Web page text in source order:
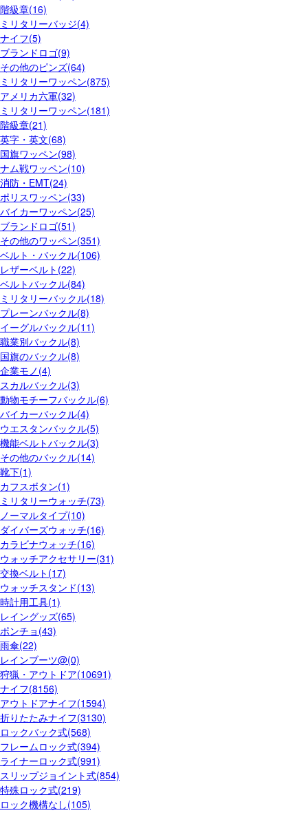
階級章(16)
ミリタリーバッジ(4)
ナイフ(5)
ブランドロゴ(9)
その他のピンズ(64)
ミリタリーワッペン(875)
アメリカ六軍(32)
ミリタリーワッペン(181)
階級章(21)
英字・英文(68)
国旗ワッペン(98)
ナム戦ワッペン(10)
消防・EMT(24)
ポリスワッペン(33)
バイカーワッペン(25)
ブランドロゴ(51)
その他のワッペン(351)
ベルト・バックル(106)
レザーベルト(22)
ベルトバックル(84)
ミリタリーバックル(18)
プレーンバックル(8)
イーグルバックル(11)
職業別バックル(8)
国旗のバックル(8)
企業モノ(4)
スカルバックル(3)
動物モチーフバックル(6)
バイカーバックル(4)
ウエスタンバックル(5)
機能ベルトバックル(3)
その他のバックル(14)
靴下(1)
カフスボタン(1)
ミリタリーウォッチ(73)
ノーマルタイプ(10)
ダイバーズウォッチ(16)
カラビナウォッチ(16)
ウォッチアクセサリー(31)
交換ベルト(17)
ウォッチスタンド(13)
時計用工具(1)
レイングッズ(65)
ポンチョ(43)
雨傘(22)
レインブーツ@(0)
狩猟・アウトドア(10691)
ナイフ(8156)
アウトドアナイフ(1594)
折りたたみナイフ(3130)
ロックバック式(568)
フレームロック式(394)
ライナーロック式(991)
スリップジョイント式(854)
特殊ロック式(219)
ロック機構なし(105)